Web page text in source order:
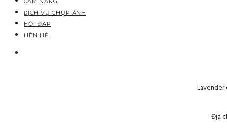
CẨM NANG
DỊCH VỤ CHỤP ẢNH
HỎI ĐÁP
LIÊN HỆ
Lavender
Địa